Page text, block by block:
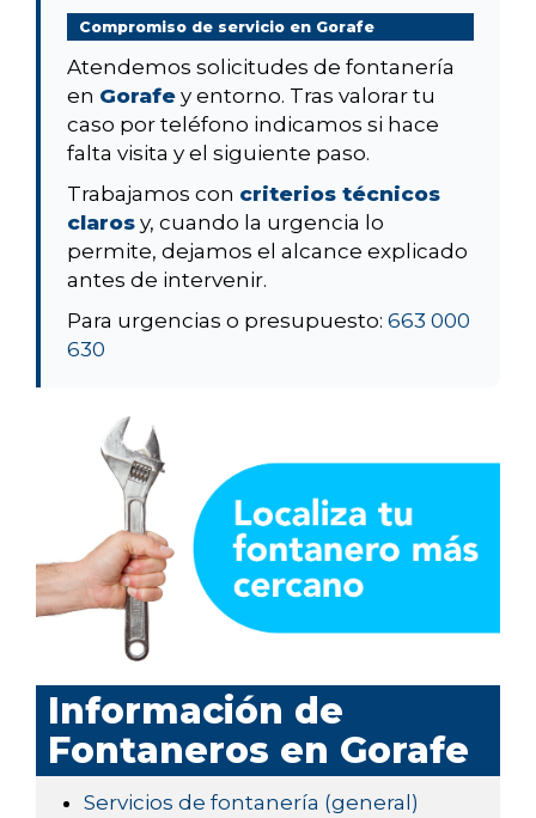
Compromiso de servicio en Gorafe
Atendemos solicitudes de fontanería
en Gorafe y entorno. Tras valorar tu
caso por teléfono indicamos si hace
falta visita y el siguiente paso.
Trabajamos con criterios técnicos
claros y, cuando la urgencia lo
permite, dejamos el alcance explicado
antes de intervenir.
Para urgencias o presupuesto: 663 000
630
Información de
Fontaneros en Gorafe
Servicios de fontanería (general)